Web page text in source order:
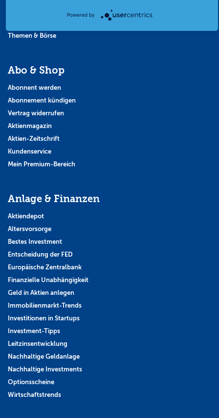
Themen & Börse
Abo & Shop
Abonnent werden
Abonnement kündigen
Vertrag widerrufen
Aktienmagazin
Aktien-Zeitschrift
Kundenservice
Mein Premium-Bereich
Anlage & Finanzen
Aktiendepot
Altersvorsorge
Bestes Investment
Entscheidung der FED
Europäische Zentralbank
Finanzielle Unabhängigkeit
Geld in Aktien anlegen
Immobilienmarkt-Trends
Investitionen in Startups
Investment-Tipps
Leitzinsentwicklung
Nachhaltige Geldanlage
Nachhaltige Investments
Optionsscheine
Wirtschaftstrends
Powered by